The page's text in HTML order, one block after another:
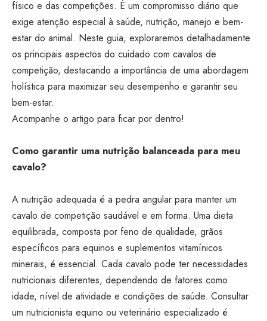
físico e das competições. É um compromisso diário que
exige atenção especial à saúde, nutrição, manejo e bem-
estar do animal. Neste guia, exploraremos detalhadamente
os principais aspectos do cuidado com cavalos de
competição, destacando a importância de uma abordagem
holística para maximizar seu desempenho e garantir seu
bem-estar.
Acompanhe o artigo para ficar por dentro!
Como garantir uma nutrição balanceada para meu
cavalo?
A nutrição adequada é a pedra angular para manter um
cavalo de competição saudável e em forma. Uma dieta
equilibrada, composta por feno de qualidade, grãos
específicos para equinos e suplementos vitamínicos
minerais, é essencial. Cada cavalo pode ter necessidades
nutricionais diferentes, dependendo de fatores como
idade, nível de atividade e condições de saúde. Consultar
um nutricionista equino ou veterinário especializado é